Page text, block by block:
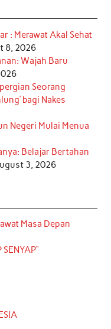
: Merawat Akal Sehat
8, 2026
Wajah Baru
Seorang
bagi Nakes
Negeri Mulai Menua
Belajar Bertahan
3, 2026
Masa Depan